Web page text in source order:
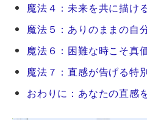
魔法４：未来を共に描け
魔法５：ありのままの自
魔法６：困難な時こそ真
魔法７：直感が告げる特
おわりに：あなたの直感